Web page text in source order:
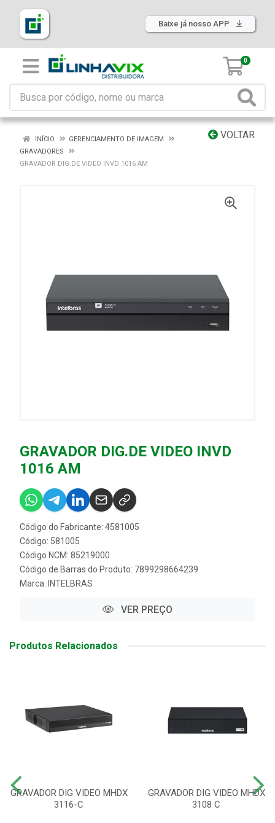
Baixe já nosso APP
0
VOLTAR
INÍCIO
GERENCIAMENTO DE IMAGEM
GRAVADORES
GRAVADOR DIG.DE VIDEO INVD 1016 AM
GRAVADOR DIG.DE VIDEO INVD
1016 AM
Código do Fabricante: 4581005
Código: 581005
Código NCM: 85219000
Código de Barras do Produto: 7899298664239
Marca: INTELBRAS
VER PREÇO
Produtos Relacionados
GRAVADOR DIG VIDEO MHDX
3116-C
GRAVADOR DIG VIDEO MHDX
3108 C